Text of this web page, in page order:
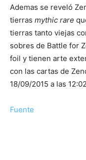
Ademas se reveló
tierras mythic rare
tierras tanto viejas
sobres de Battle for
foil y tienen arte
con las cartas de
18/09/2015 a las
Fuente